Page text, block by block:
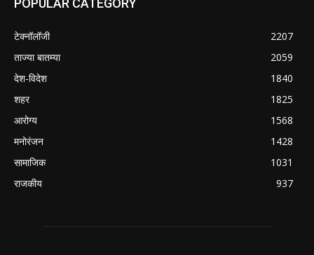
POPULAR CATEGORY
टेक्नॉलॉजी
2207
ताज्या बातम्या
2059
देश-विदेश
1840
शहर
1825
आरोग्य
1568
मनोरंजन
1428
सामाजिक
1031
राजकीय
937